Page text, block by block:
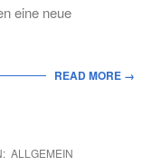
eine neue
READ MORE →
ALLGEMEIN